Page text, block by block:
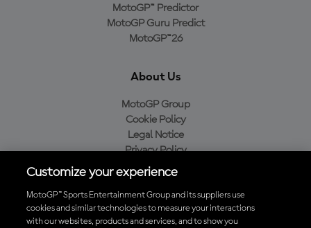
MotoGP™ Predictor
MotoGP Guru Predict
MotoGP™26
About Us
MotoGP Group
Cookie Policy
Legal Notice
Privacy Policy
Purchase Policy
Baixe o aplicativo oficial da MotoGP™
Customize your experience
MotoGP™ Sports Entertainment Group and its suppliers use
cookies and similar technologies to measure your interactions
with our websites, products and services, and to show you